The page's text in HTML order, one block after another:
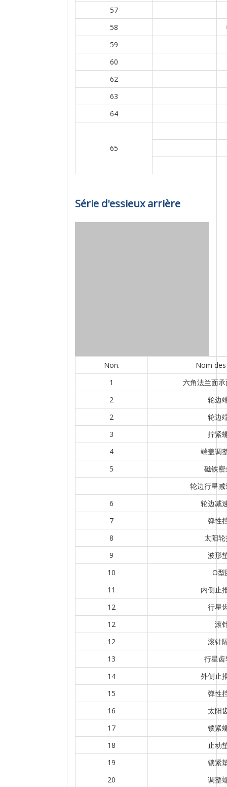
57
58
59
60
62
63
64
65
Série d'essieux arrière
Non.
Nom
1
六角法兰面
2
轮边
2
轮边
3
拧紧
4
端盖调
5
磁铁
轮边行星
6
轮边减
7
弹性
8
太阳
9
波形
10
O型
11
内侧止
12
行星
12
滚
12
滚针
13
行星
14
外侧止
15
弹性
16
太阳
17
锁紧
18
止动
19
锁紧
20
调整